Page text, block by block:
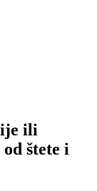
ili
štete i